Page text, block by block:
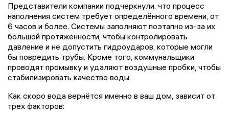
Представители компании подчеркнули, что процесс
наполнения систем требует определённого времени, от
6 часов и более. Системы заполняют поэтапно из-за их
большой протяженности, чтобы контролировать
давление и не допустить гидроударов, которые могли
бы повредить трубы. Кроме того, коммунальщики
проводят промывку и удаляют воздушные пробки, чтобы
стабилизировать качество воды.
Как скоро вода вернётся именно в ваш дом, зависит от
трех факторов: